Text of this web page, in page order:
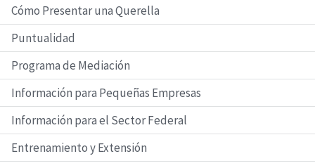
Cómo Presentar una Querella
Puntualidad
Programa de Mediación
Información para Pequeñas Empresas
Información para el Sector Federal
Entrenamiento y Extensión